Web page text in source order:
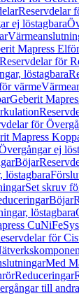
Reservdelar
ej löstagbara
Mapress
Reservdelar för
löstagbara
värme
Geberit
för
Mapress
ej
Böjar
löstagbara
Set skruv
Böjar
löstagbara
CuNiFe
för
Med
Reduceringar
till